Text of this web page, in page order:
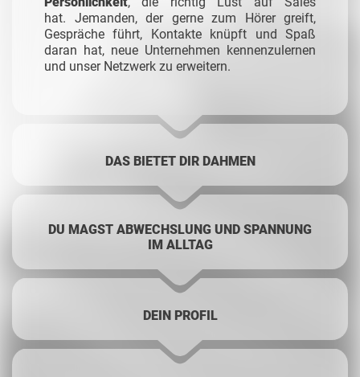
hat. Jemanden, der gerne zum Hörer greift,
Gespräche führt, Kontakte knüpft und Spaß
daran hat, neue Unternehmen kennenzulernen
und unser Netzwerk zu erweitern.
DAS BIETET DIR DAHMEN
DU MAGST ABWECHSLUNG UND SPANNUNG
IM ALLTAG
DEIN PROFIL